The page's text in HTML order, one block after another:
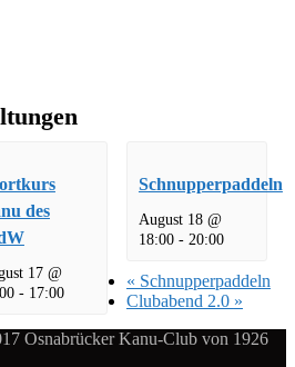
des
17 @
- 17:00
Schnupperpaddeln
August 18 @
18:00- 20:00
« Schnupperpaddeln
Clubabend 2.0 »
Osnabrücker Kanu-Club von 1926